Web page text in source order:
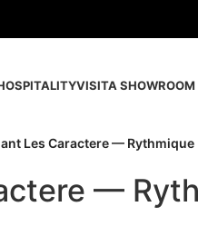
VISITA SHOWROOM
Les Caractere — Rythmique
—